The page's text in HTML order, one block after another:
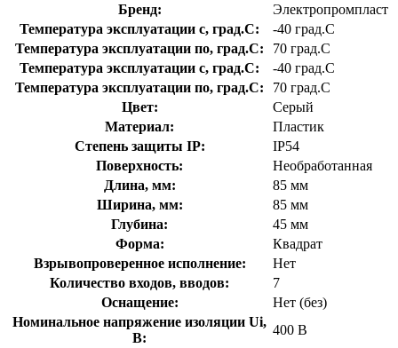
Бренд:
Электропромпласт
Температура эксплуатации с, град.C:
-40 град.C
Температура эксплуатации по, град.C:
70 град.C
Температура эксплуатации с, град.C:
-40 град.C
Температура эксплуатации по, град.C:
70 град.C
Цвет:
Серый
Материал:
Пластик
Степень защиты IP:
IP54
Поверхность:
Необработанная
Длина, мм:
85 мм
Ширина, мм:
85 мм
Глубина:
45 мм
Форма:
Квадрат
Взрывопроверенное исполнение:
Нет
Количество входов, вводов:
7
Оснащение:
Нет (без)
Номинальное напряжение изоляции Ui,
В:
400 В